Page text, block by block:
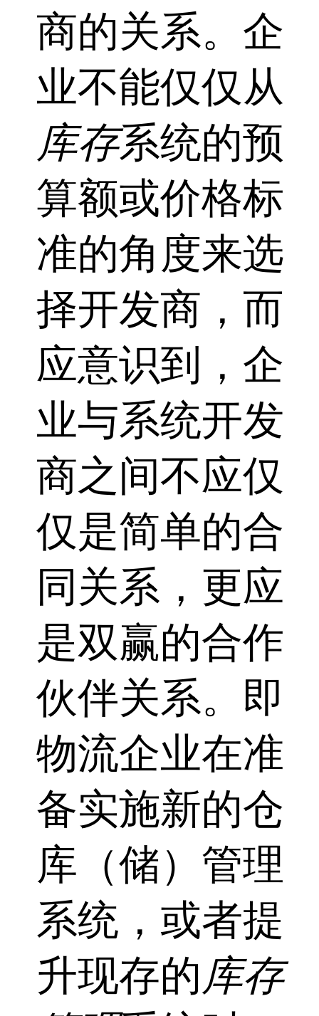
商的关系。企
业不能仅仅从
库存系统的预
算额或价格标
准的角度来选
择开发商，而
应意识到，企
业与系统开发
商之间不应仅
仅是简单的合
同关系，更应
是双赢的合作
伙伴关系。即
物流企业在准
备实施新的仓
库（储）管理
系统，或者提
升现存的库存